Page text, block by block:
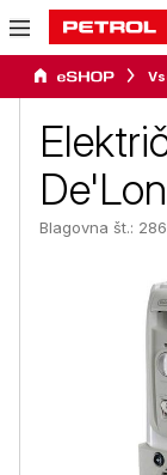
Blagovna št.: